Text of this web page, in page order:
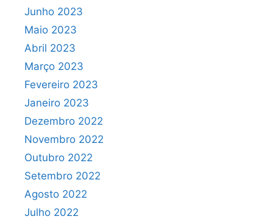
Junho 2023
Maio 2023
Abril 2023
Março 2023
Fevereiro 2023
Janeiro 2023
Dezembro 2022
Novembro 2022
Outubro 2022
Setembro 2022
Agosto 2022
Julho 2022